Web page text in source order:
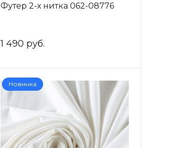
Футер 2-х нитка 062-08776
1 490 руб.
Новинка